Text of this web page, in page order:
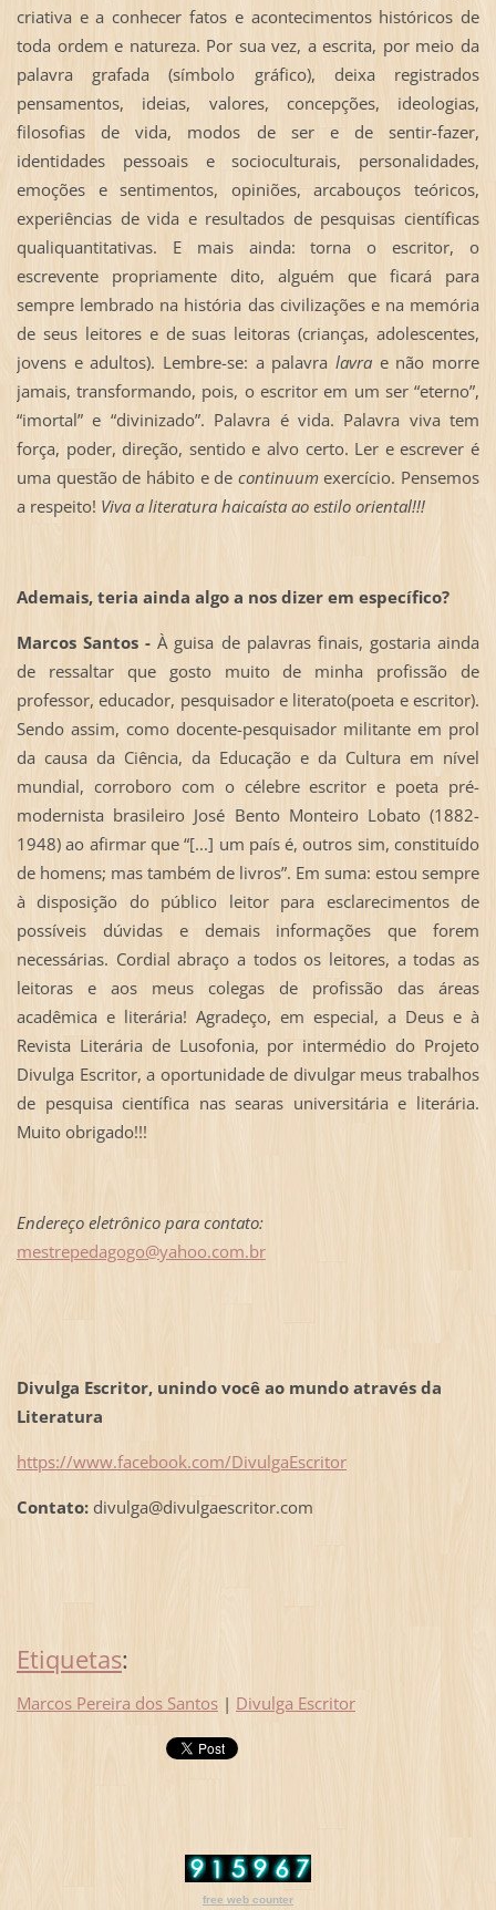
criativa e a conhecer fatos e acontecimentos históricos de
toda ordem e natureza. Por sua vez, a escrita, por meio da
palavra grafada (símbolo gráfico), deixa registrados
pensamentos, ideias, valores, concepções, ideologias,
filosofias de vida, modos de ser e de sentir-fazer,
identidades pessoais e socioculturais, personalidades,
emoções e sentimentos, opiniões, arcabouços teóricos,
experiências de vida e resultados de pesquisas científicas
qualiquantitativas. E mais ainda: torna o escritor, o
escrevente propriamente dito, alguém que ficará para
sempre lembrado na história das civilizações e na memória
de seus leitores e de suas leitoras (crianças, adolescentes,
jovens e adultos). Lembre-se: a palavralavra e não morre
jamais, transformando, pois, o escritor em um ser “eterno”,
“imortal” e “divinizado”. Palavra é vida. Palavra viva tem
força, poder, direção, sentido e alvo certo. Ler e escrever é
uma questão de hábito e de continuumexercício. Pensemos
a respeito! Viva a literatura haicaísta ao estilo oriental!!!
Ademais, teria ainda algo a nos dizer em específico?
Marcos Santos -À guisa de palavras finais, gostaria ainda
de ressaltar que gosto muito de minha profissão de
professor, educador, pesquisador e literato(poeta e escritor).
Sendo assim, como docente-pesquisador militante em prol
da causa da Ciência, da Educação e da Cultura em nível
mundial, corroboro com o célebre escritor e poeta pré-
modernista brasileiro José Bento Monteiro Lobato (1882-
1948) ao afirmar que “[...] um país é, outros sim, constituído
de homens; mas também de livros”. Em suma: estou sempre
à disposição do público leitor para esclarecimentos de
possíveis dúvidas e demais informações que forem
necessárias. Cordial abraço a todos os leitores, a todas as
leitoras e aos meus colegas de profissão das áreas
acadêmica e literária! Agradeço, em especial, a Deus e à
Revista Literária de Lusofonia, por intermédio do Projeto
Divulga Escritor, a oportunidade de divulgar meus trabalhos
de pesquisa científica nas searas universitária e literária.
Muito obrigado!!!
Endereço eletrônico para contato:
mestrepedagogo@yahoo.com.br
Divulga Escritor, unindo você ao mundo através da
Literatura
https://www.facebook.com/DivulgaEscritor
Contato:divulga@divulgaescritor.com
Etiquetas:
Marcos Pereira dos Santos | Divulga Escritor
free web counter